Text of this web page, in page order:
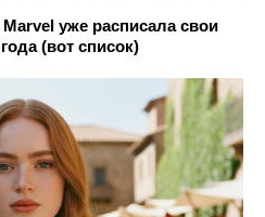
уже расписала свои
(вот список)